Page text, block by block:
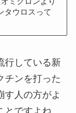
ウロスって
行している新
チンを打った
す人の方がよ
ですよね。